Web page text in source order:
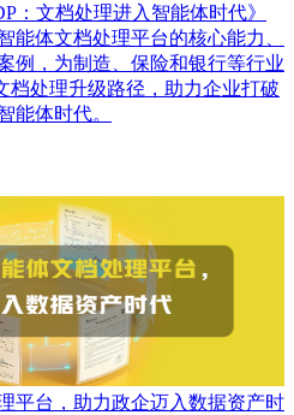
：文档处理进入智能体时代》
能体文档处理平台的核心能力、
例，为制造、保险和银行等行业
档处理升级路径，助力企业打破
能体时代。
平台，助力政企迈入数据资产时